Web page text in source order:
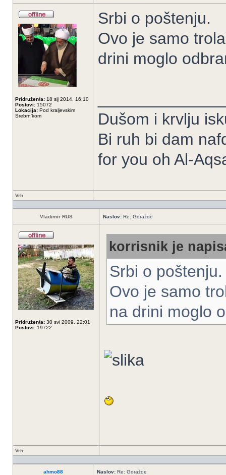
Pridružen/a: 18 sij 2014, 16:10
Postovi: 15072
Lokacija: Pod kraljevskim
Srebrn'kom
Srbi o poštenju.
Ovo je samo
drini moglo
Dušom i krvlju
Bi ruh bi dam
for you oh Al-
Vrh
Vladimir RUS Naslov: Re: Goražde
Pridružen/a: 30 svi 2009, 22:01
Postovi: 19722
korrisnik je
Srbi o poštenju.
Ovo je samo
na drini moglo
Vrh
ahmo88 Naslov: Re: Goražde